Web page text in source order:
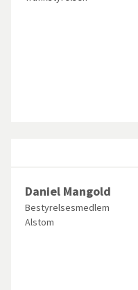
Daniel Mangold
Bestyrelsesmedlem
Alstom